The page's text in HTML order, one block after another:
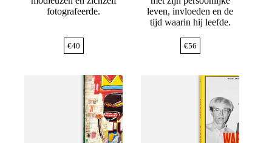
fotografeerde.
€40
leven, invloeden en de
tijd waarin hij leefde.
€56